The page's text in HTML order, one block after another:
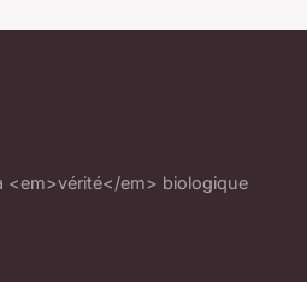
<em>vérité</em> biologique